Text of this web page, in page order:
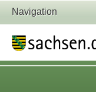
Navigation